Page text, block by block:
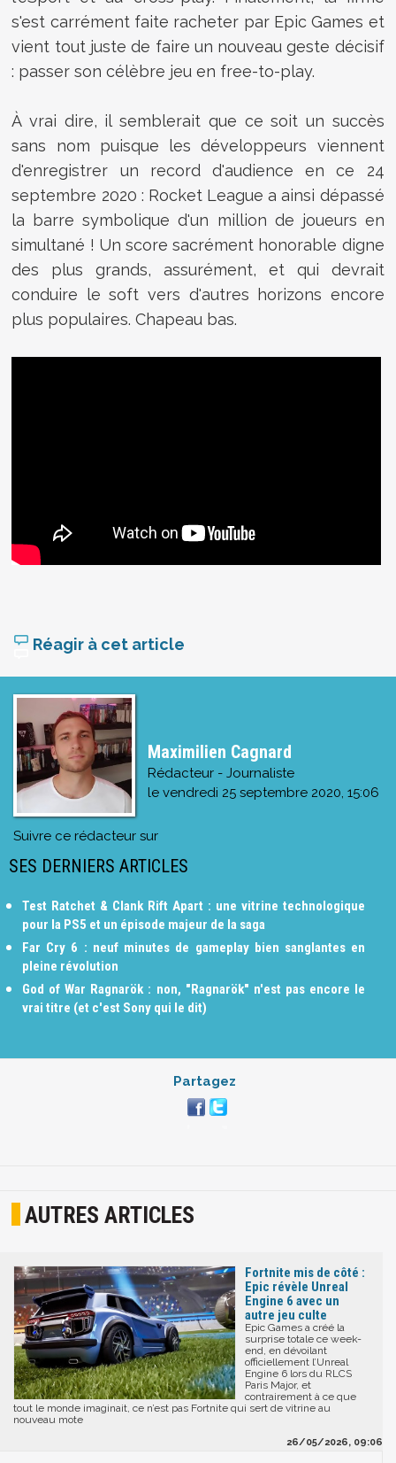
s'est carrément faite racheter par Epic Games et
vient tout juste de faire un nouveau geste décisif
: passer son célèbre jeu en free-to-play.
À vrai dire, il semblerait que ce soit un succès
sans nom puisque les développeurs viennent
d'enregistrer un record d'audience en ce 24
septembre 2020 : Rocket League a ainsi dépassé
la barre symbolique d'un million de joueurs en
simultané ! Un score sacrément honorable digne
des plus grands, assurément, et qui devrait
conduire le soft vers d'autres horizons encore
plus populaires. Chapeau bas.
Réagir à cet article
Maximilien Cagnard
Rédacteur - Journaliste
le vendredi 25 septembre 2020, 15:06
Suivre ce rédacteur sur
SES DERNIERS ARTICLES
Test Ratchet & Clank Rift Apart : une vitrine technologique
pour la PS5 et un épisode majeur de la saga
Far Cry 6 : neuf minutes de gameplay bien sanglantes en
pleine révolution
God of War Ragnarök : non, "Ragnarök" n'est pas encore le
vrai titre (et c'est Sony qui le dit)
Partagez
AUTRES ARTICLES
Fortnite mis de côté :
Epic révèle Unreal
Engine 6 avec un
autre jeu culte
Epic Games a créé la
surprise totale ce week-
end, en dévoilant
officiellement l’Unreal
Engine 6 lors du RLCS
Paris Major, et
contrairement à ce que
tout le monde imaginait, ce n’est pas Fortnite qui sert de vitrine au
nouveau mote
26/05/2026, 09:06